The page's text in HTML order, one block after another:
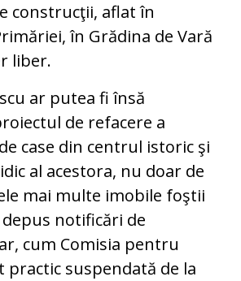
construcţii, aflat în
în Grădina de Vară
liber.
ar putea fi însă
de refacere a
case din centrul istoric şi
al acestora, nu doar de
mai multe imobile foştii
notificări de
cum Comisia pentru
practic suspendată de la